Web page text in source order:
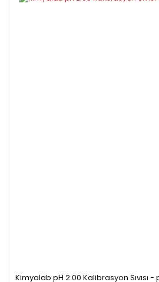
Kimyalab pH 2.00 Kalibrasyon Sıvısı